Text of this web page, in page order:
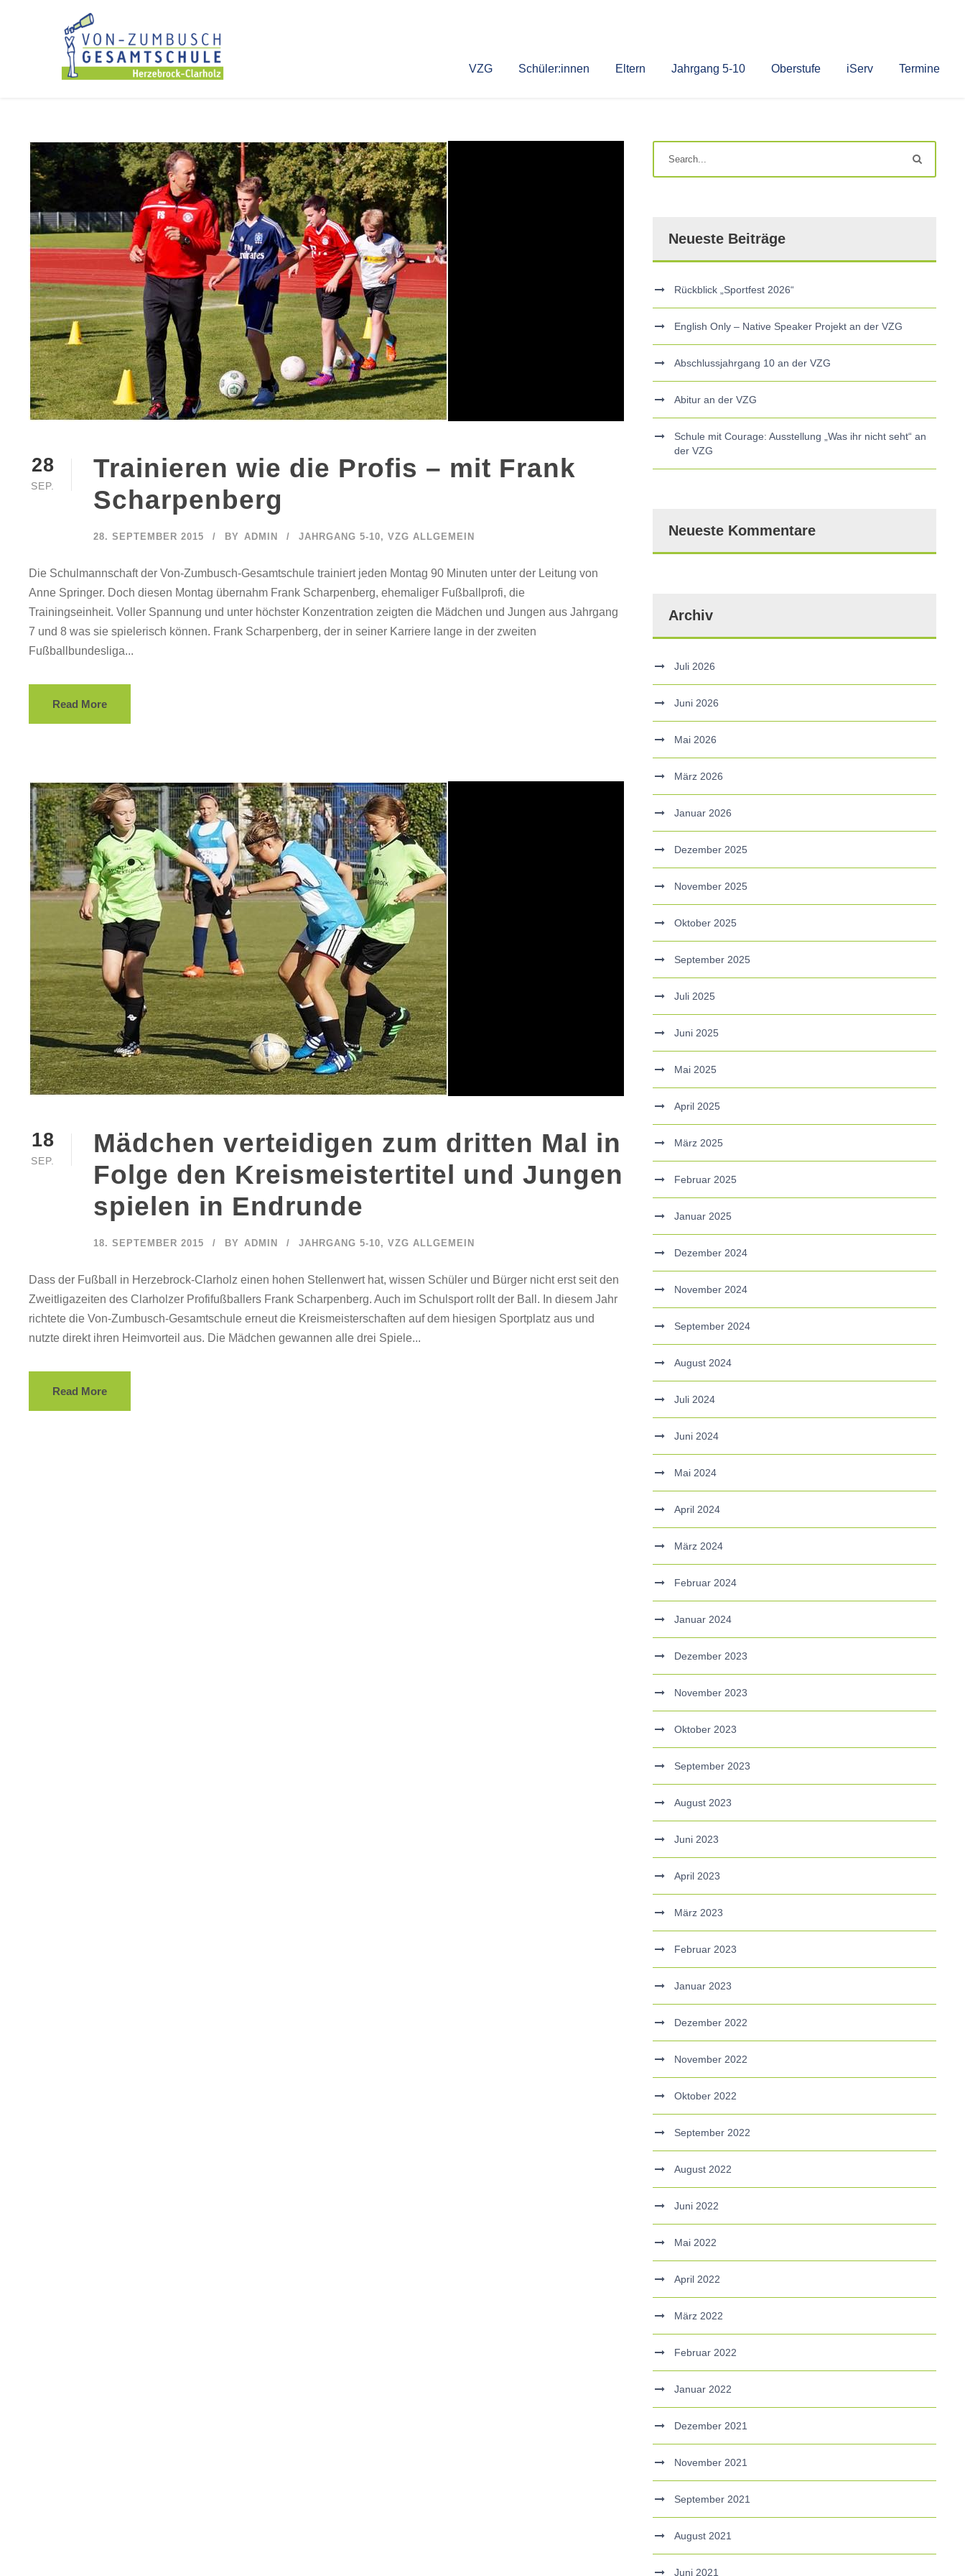
VZG Schüler:innen Eltern Jahrgang 5-10 Oberstufe iServ Termine
28
SEP.
Trainieren wie die Profis – mit Frank
Scharpenberg
28. SEPTEMBER 2015 BY ADMIN JAHRGANG 5-10, VZG ALLGEMEIN
Die Schulmannschaft der Von-Zumbusch-Gesamtschule trainiert jeden Montag 90 Minuten unter der Leitung von
Anne Springer. Doch diesen Montag übernahm Frank Scharpenberg, ehemaliger Fußballprofi, die
Trainingseinheit. Voller Spannung und unter höchster Konzentration zeigten die Mädchen und Jungen aus Jahrgang
7 und 8 was sie spielerisch können. Frank Scharpenberg, der in seiner Karriere lange in der zweiten
Fußballbundesliga...
Read More
18
SEP.
Mädchen verteidigen zum dritten Mal in
Folge den Kreismeistertitel und Jungen
spielen in Endrunde
18. SEPTEMBER 2015 BY ADMIN JAHRGANG 5-10, VZG ALLGEMEIN
Dass der Fußball in Herzebrock-Clarholz einen hohen Stellenwert hat, wissen Schüler und Bürger nicht erst seit den
Zweitligazeiten des Clarholzer Profifußballers Frank Scharpenberg. Auch im Schulsport rollt der Ball. In diesem Jahr
richtete die Von-Zumbusch-Gesamtschule erneut die Kreismeisterschaften auf dem hiesigen Sportplatz aus und
nutzte direkt ihren Heimvorteil aus. Die Mädchen gewannen alle drei Spiele...
Read More
Neueste Beiträge
Rückblick „Sportfest 2026“
English Only – Native Speaker Projekt an der VZG
Abschlussjahrgang 10 an der VZG
Abitur an der VZG
Schule mit Courage: Ausstellung „Was ihr nicht seht“ an
der VZG
Neueste Kommentare
Archiv
Juli 2026
Juni 2026
Mai 2026
März 2026
Januar 2026
Dezember 2025
November 2025
Oktober 2025
September 2025
Juli 2025
Juni 2025
Mai 2025
April 2025
März 2025
Februar 2025
Januar 2025
Dezember 2024
November 2024
September 2024
August 2024
Juli 2024
Juni 2024
Mai 2024
April 2024
März 2024
Februar 2024
Januar 2024
Dezember 2023
November 2023
Oktober 2023
September 2023
August 2023
Juni 2023
April 2023
März 2023
Februar 2023
Januar 2023
Dezember 2022
November 2022
Oktober 2022
September 2022
August 2022
Juni 2022
Mai 2022
April 2022
März 2022
Februar 2022
Januar 2022
Dezember 2021
November 2021
September 2021
August 2021
Juni 2021